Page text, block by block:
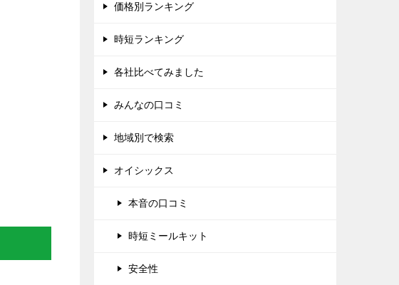
価格別ランキング
時短ランキング
各社比べてみました
みんなの口コミ
地域別で検索
オイシックス
本音の口コミ
時短ミールキット
安全性